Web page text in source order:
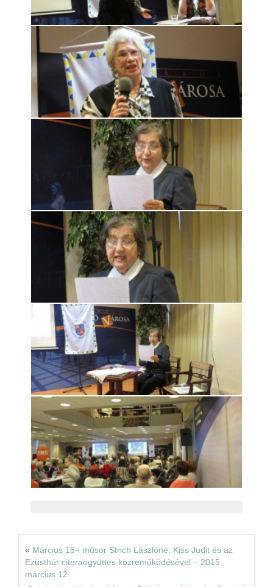
« Március 15-i műsor Strich Lászlóné, Kiss Judit és az
Ezüsthúr citeraegyüttes közreműködésével – 2015.
március 12.